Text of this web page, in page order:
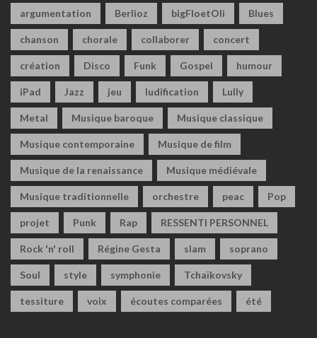
argumentation Berlioz bigFloetOli Blues
chanson chorale collaborer concert
création Disco Funk Gospel humour
iPad Jazz jeu ludification Lully
Metal Musique baroque Musique classique
Musique contemporaine Musique de film
Musique de la renaissance Musique médiévale
Musique traditionnelle orchestre peac Pop
projet Punk Rap RESSENTI PERSONNEL
Rock 'n' roll Régine Gesta slam soprano
Soul style symphonie Tchaïkovsky
tessiture voix écoutes comparées été